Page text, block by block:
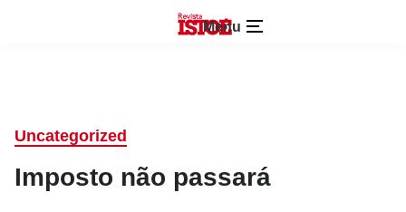
Menu
Uncategorized
Imposto não passará